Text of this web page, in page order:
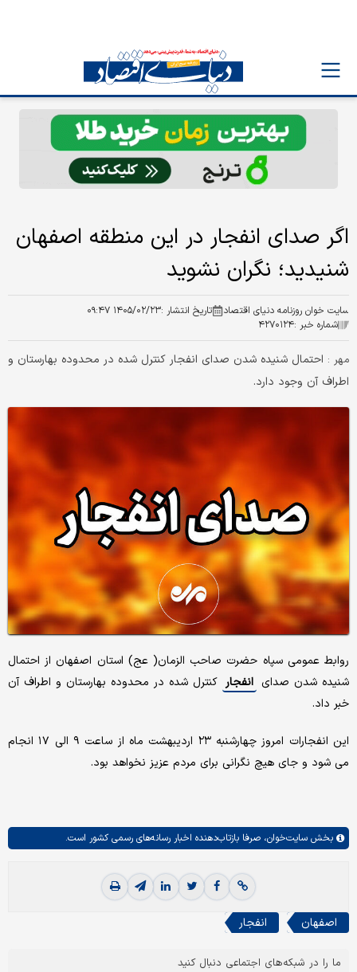
اگر صدای انفجار در این منطقه اصفهان
شنیدید؛ نگران نشوید
سایت خوان روزنامه دنیای اقتصاد تاریخ انتشار :۱۴۰۵/۰۲/۲۳ ۰۹:۴۷
شماره خبر :۴۲۷۰۱۲۴
مهر : احتمال شنیده شدن صدای انفجار کنترل شده در محدوده بهارستان و
اطراف آن وجود دارد.
روابط عمومی سپاه حضرت صاحب‌ الزمان( عج) استان اصفهان از احتمال
شنیده شدن صدای انفجار کنترل شده در محدوده بهارستان و اطراف آن
خبر داد.
این انفجارات امروز چهارشنبه ۲۳ اردیبهشت ماه از ساعت ۹ الی ۱۷ انجام
می شود و جای هیچ نگرانی برای مردم عزیز نخواهد بود.
بخش سایت‌خوان، صرفا بازتاب‌دهنده اخبار رسانه‌های رسمی کشور است.
اصفهان انفجار
ما را در شبکه‌های اجتماعی دنبال کنید